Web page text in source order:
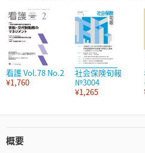
看護 Vol.78 No.2
¥1,760
社会保険旬報
№3004
¥1,265
概要